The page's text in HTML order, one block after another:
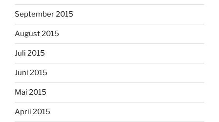
September 2015
August 2015
Juli 2015
Juni 2015
Mai 2015
April 2015